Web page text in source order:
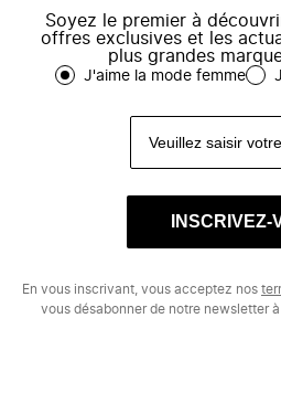
Soyez le premier à
offres exclusives et les
plus grandes
J'aime la mode femme
INSCRIVEZ-
En vous inscrivant, vous acceptez nos
vous désabonner de notre newsletter